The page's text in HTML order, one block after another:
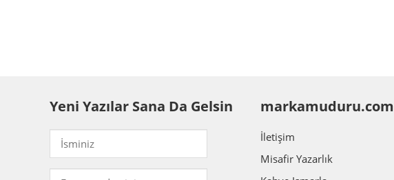
Yeni Yazılar Sana Da Gelsin markamuduru.com
İletişim
Misafir Yazarlık